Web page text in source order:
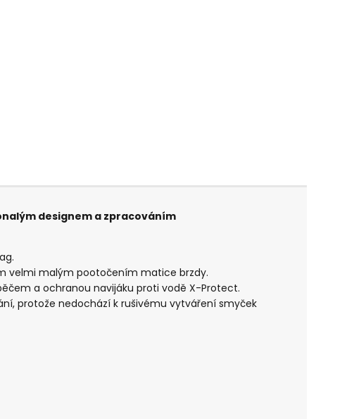
designem a zpracováním
velmi malým pootočením matice brzdy.
a ochranou navijáku proti vodě X-Protect.
protože nedochází k rušivému vytváření smyček